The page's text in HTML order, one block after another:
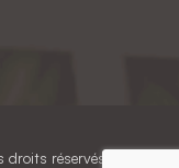
droits réservés